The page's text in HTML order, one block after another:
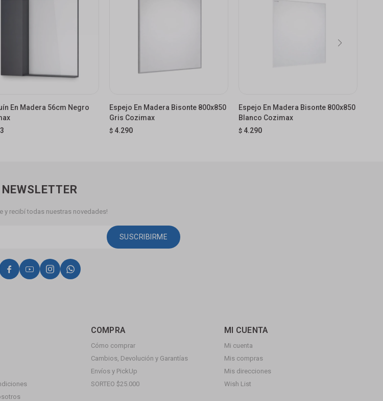
En Madera 56cm Negro
Espejo En Madera Bisonte 800x850
Gris Cozimax
$ 4.290
Espejo En Madera Bisonte 800x850
Blanco Cozimax
$ 4.290
COMPRA
Cómo comprar
Cambios, Devolución y Garantías
Envíos y PickUp
SORTEO $25.000
MI CUENTA
Mi cuenta
Mis compras
Mis direcciones
Wish List
NEWSLETTER
y recibí todas nuestras novedades!
SUSCRIBIRME
   